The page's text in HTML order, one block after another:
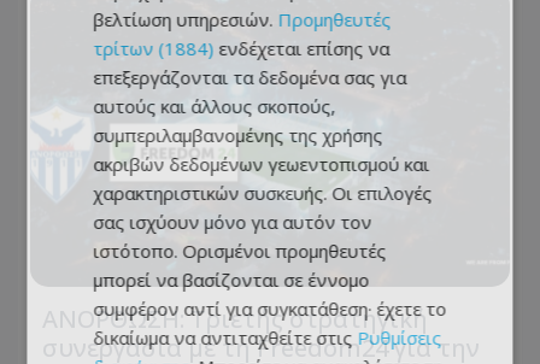
ΑΝΟΡΘΩΣΗ: Τριετής στρατηγική
συνεργασία με τη Freedom24 για την
βελτίωση υπηρεσιών. Προμηθευτές
τρίτων (1884) ενδέχεται επίσης να
επεξεργάζονται τα δεδομένα σας για
αυτούς και άλλους σκοπούς,
συμπεριλαμβανομένης της χρήσης
ακριβών δεδομένων γεωεντοπισμού και
χαρακτηριστικών συσκευής. Οι επιλογές
σας ισχύουν μόνο για αυτόν τον
ιστότοπο. Ορισμένοι προμηθευτές
μπορεί να βασίζονται σε έννομο
συμφέρον αντί για συγκατάθεση· έχετε το
δικαίωμα να αντιταχθείτε στις Ρυθμίσεις